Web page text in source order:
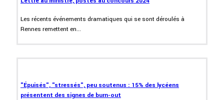
Les récents événements dramatiques qui se sont déroulés à
Rennes remettent en...
"Épuisés", "stressés", peu soutenus : 15% des lycéens
présentent des signes de burn-out